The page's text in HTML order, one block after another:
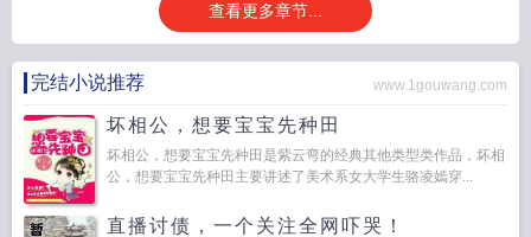
查看更多章节...
完结小说推荐 www.1gouwang.com
坏相公，想要宝宝先种田
坏相公，想要宝宝先种田是紫云弯的经典其他类型类作品，坏相
公，想要宝宝先种田主要讲述了美术系女大学生骆凌嫣穿...
直播讨债，一个关注全网吓哭！